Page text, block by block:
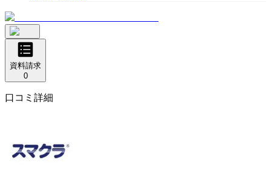
資料請求
0
口コミ詳細